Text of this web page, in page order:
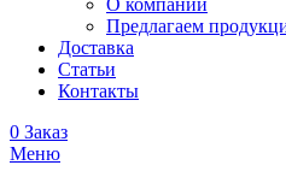
Предлагаем
Доставка
Статьи
Контакты
0 Заказ
Меню